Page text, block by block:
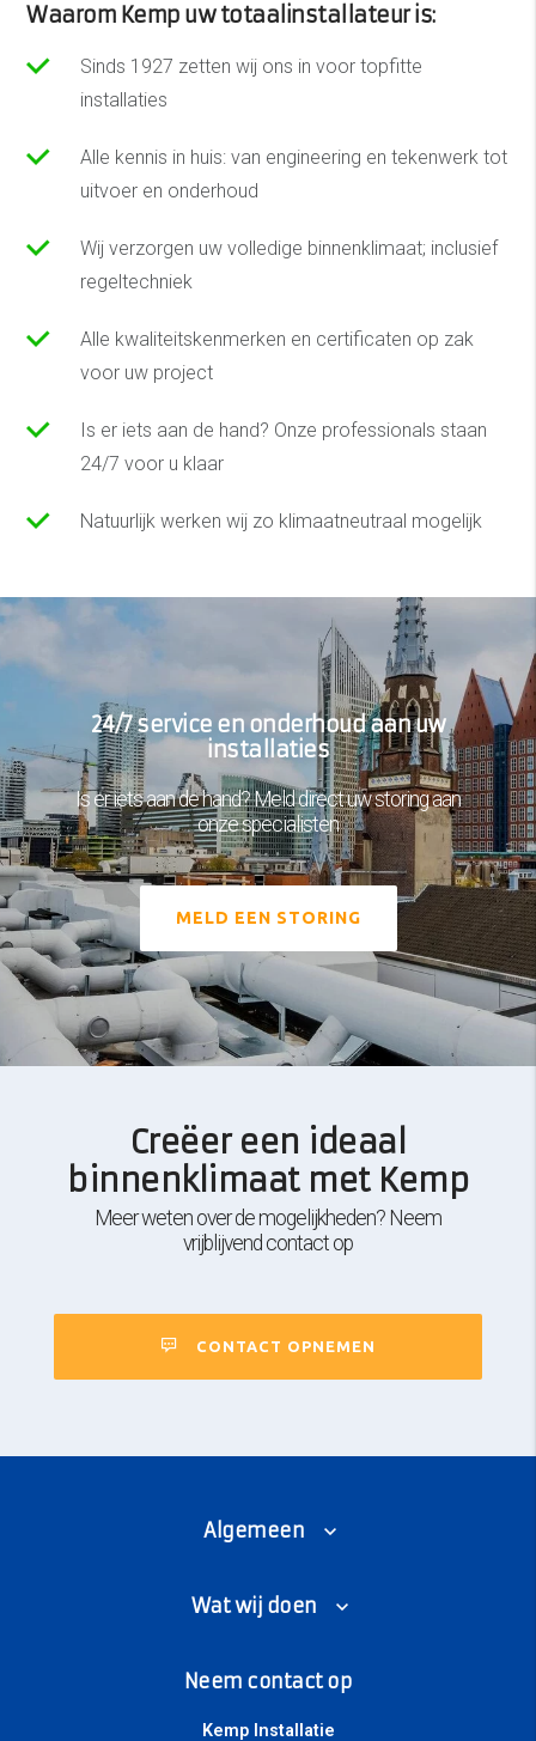
Waarom Kemp uw totaalinstallateur is:
Sinds 1927 zetten wij ons in voor topfitte
installaties
Alle kennis in huis: van engineering en tekenwerk tot
uitvoer en onderhoud
Wij verzorgen uw volledige binnenklimaat; inclusief
regeltechniek
Alle kwaliteitskenmerken en certificaten op zak
voor uw project
Is er iets aan de hand? Onze professionals staan
24/7 voor u klaar
Natuurlijk werken wij zo klimaatneutraal mogelijk
24/7 service en onderhoud aan uw
installaties
Is er iets aan de hand? Meld direct uw storing aan
onze specialisten
MELD EEN STORING
Creëer een ideaal
binnenklimaat met Kemp
Meer weten over de mogelijkheden? Neem
vrijblijvend contact op
CONTACT OPNEMEN
Algemeen
Wat wij doen
Neem contact op
Kemp Installatie